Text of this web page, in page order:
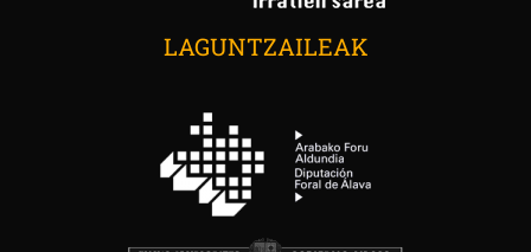
LAGUNTZAILEAK